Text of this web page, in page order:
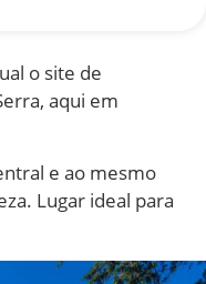
o site de
aqui em
e ao mesmo
Lugar ideal para